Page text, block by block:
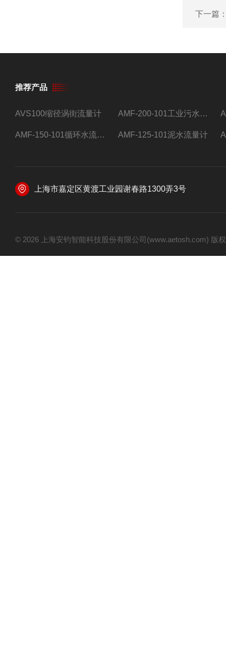
下一篇
推荐产品
AVS100缩径涡街流量计 AMF-200-101工业污水流量计
AMF-150-101循环水流量计,电磁流量计 AMF-125-101泥水流量计
上海市嘉定区黄渡工业园谢春路1300弄3号
© 2026 上海安钧智能科技股份有限公司(www.aetosh.com)